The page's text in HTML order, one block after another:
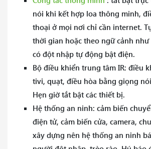
nói khi kết hợp loa thông minh,
thoại ở mọi nơi chỉ cần internet.
thời gian hoặc theo ngữ cảnh
có đột nhập tự động bật điện.
Bộ điều khiển trung tâm IR: điều
tivi, quạt, điều hòa bằng giọng
Hẹn giờ tắt bật các thiết bị.
Hệ thống an ninh: cảm biến
điện tử, cảm biến cửa, camera,
xây dựng nên hệ thống an ninh